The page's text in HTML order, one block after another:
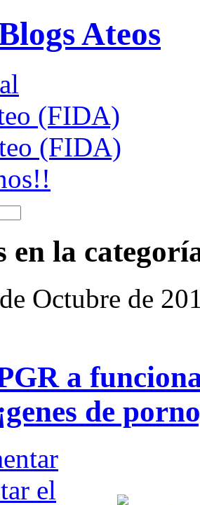
Ateos
(FIDA)
(FIDA)
en la
Octubre de
a
de